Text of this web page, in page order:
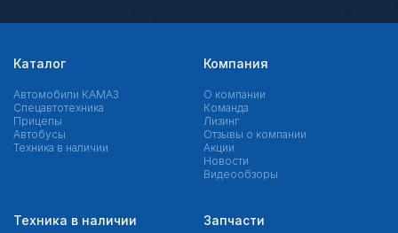
Каталог
Автомобили КАМАЗ
Спецавтотехника
Прицепы
Автобусы
Техника в наличии
Компания
О компании
Команда
Лизинг
Отзывы о компании
Акции
Новости
Видеообзоры
Техника в наличии
Запчасти